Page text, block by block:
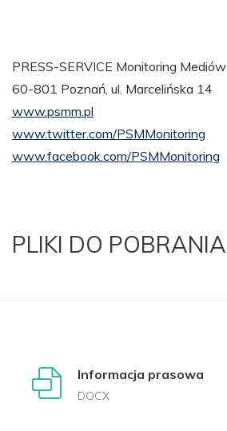
PRESS-SERVICE Monitoring Mediów
60-801 Poznań, ul. Marcelińska 14
www.psmm.pl
www.twitter.com/PSMMonitoring
www.facebook.com/PSMMonitoring
PLIKI DO POBRANIA
Informacja prasowa
DOCX